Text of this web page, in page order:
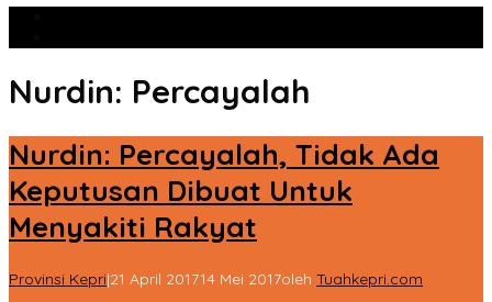
Nurdin: Percayalah
Nurdin: Percayalah, Tidak Ada
Keputusan Dibuat Untuk
Menyakiti Rakyat
Provinsi Kepri|21 April 201714 Mei 2017oleh Tuahkepri.com